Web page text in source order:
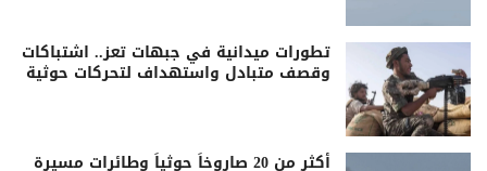
تطورات ميدانية في جبهات تعز.. اشتباكات
وقصف متبادل واستهداف لتحركات حوثية
أكثر من 20 صاروخاً حوثياً وطائرات مسيرة